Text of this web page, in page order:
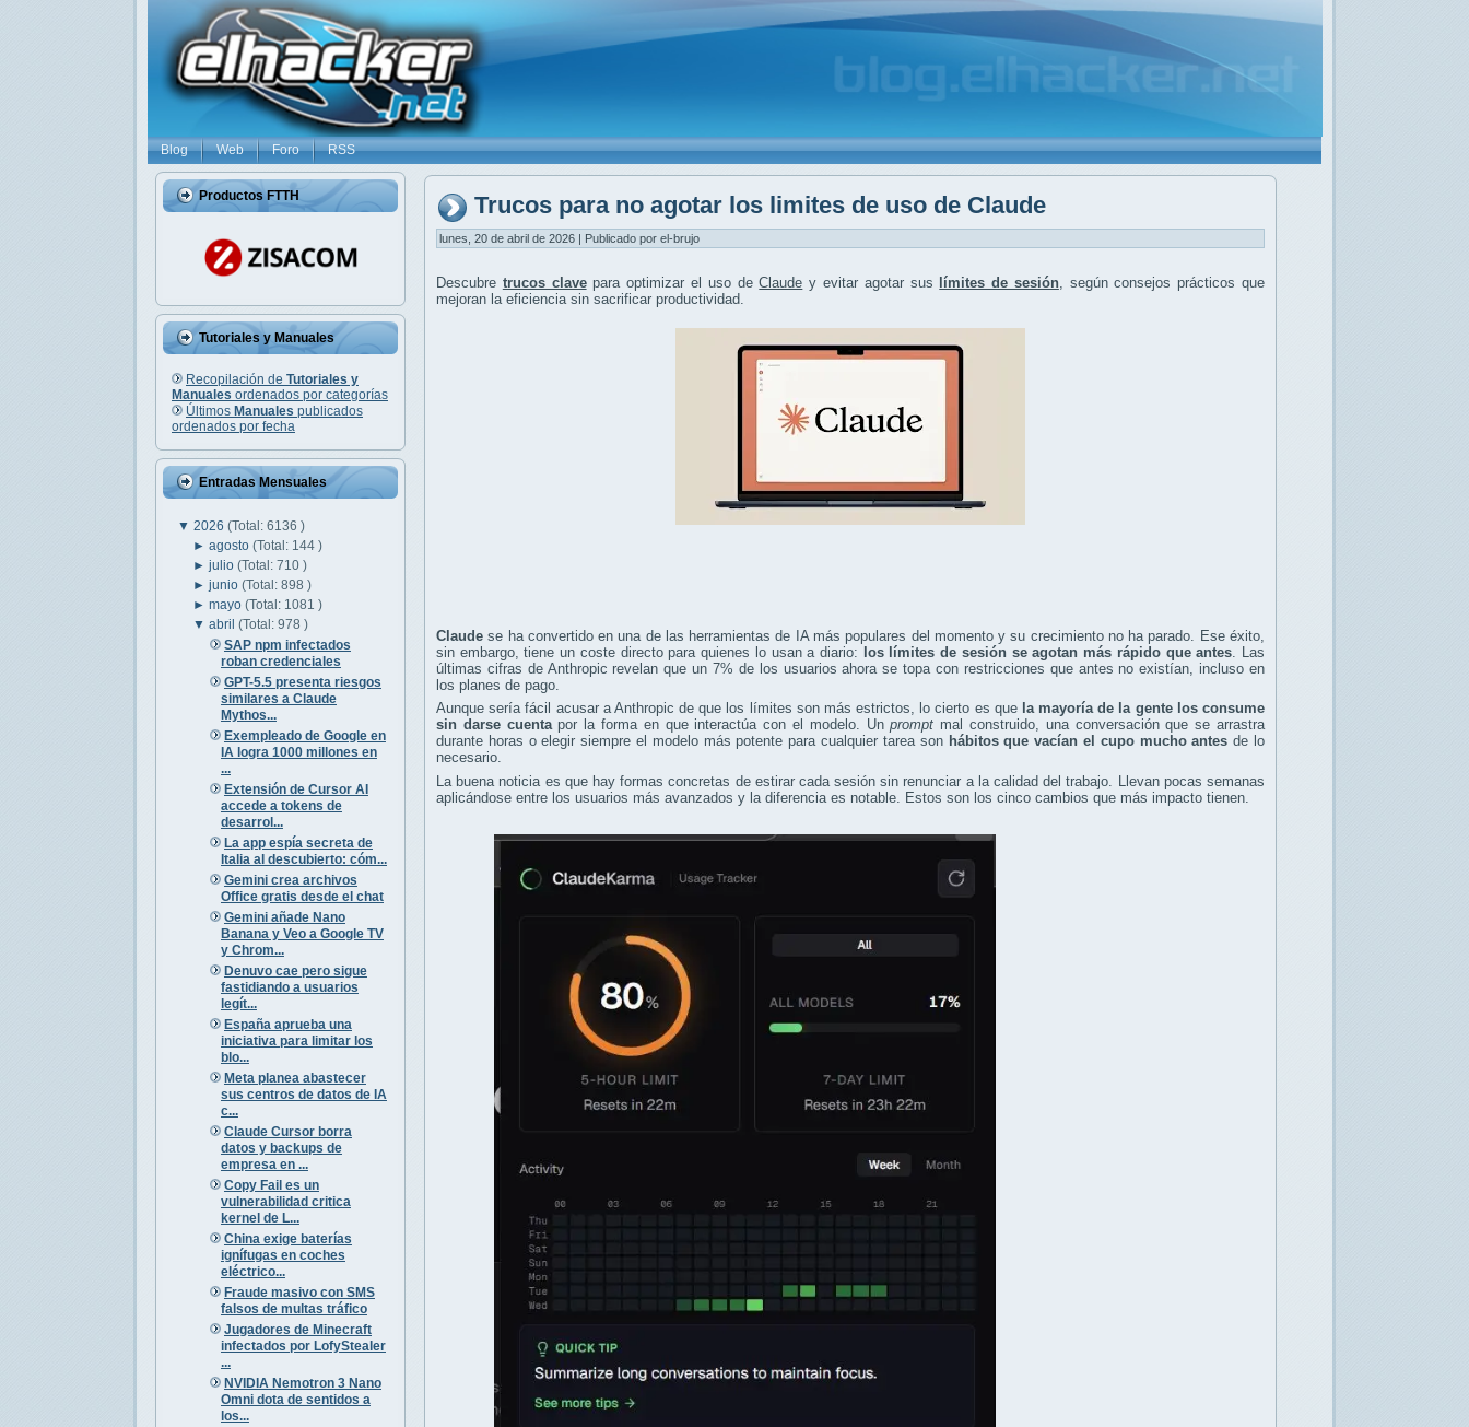
Blog Web Foro RSS
Productos FTTH
Tutoriales y Manuales
Recopilación de Tutoriales y
Manuales ordenados por categorías
Últimos Manuales publicados
ordenados por fecha
Entradas Mensuales
▼ 2026 (Total: 6136 )
►agosto(Total: 144 )
►julio(Total: 710 )
►junio(Total: 898 )
►mayo(Total: 1081 )
▼abril(Total: 978 )
SAP npm infectados
roban credenciales
GPT-5.5 presenta riesgos
similares a Claude
Mythos...
Exempleado de Google en
IA logra 1000 millones en
...
Extensión de Cursor AI
accede a tokens de
desarrol...
La app espía secreta de
Italia al descubierto: cóm...
Gemini crea archivos
Office gratis desde el chat
Gemini añade Nano
Banana y Veo a Google TV
y Chrom...
Denuvo cae pero sigue
fastidiando a usuarios
legít...
España aprueba una
iniciativa para limitar los
blo...
Meta planea abastecer
sus centros de datos de IA
c...
Claude Cursor borra
datos y backups de
empresa en ...
Copy Fail es un
vulnerabilidad critica
kernel de L...
China exige baterías
ignífugas en coches
eléctrico...
Fraude masivo con SMS
falsos de multas tráfico
Jugadores de Minecraft
infectados por LofyStealer
...
NVIDIA Nemotron 3 Nano
Omni dota de sentidos a
los...
Trucos para no agotar los limites de uso de Claude
lunes, 20 de abril de 2026 | Publicado por el-brujo
Descubre trucos clavepara optimizar el uso deClaude y evitar agotar sus límites de sesión, según consejos prácticos que
mejoran la eficiencia sin sacrificar productividad.
Claude se ha convertido en una de las herramientas de IA más populares del momento y su crecimiento no ha parado. Ese éxito,
sin embargo, tiene un coste directo para quienes lo usan a diario:
los límites de sesión se agotan más rápido que antes . Las
últimas cifras de Anthropic revelan que un 7% de los usuarios ahora se topa con restricciones que antes no existían, incluso en
los planes de pago.
Aunque sería fácil acusar a Anthropic de que los límites son más estrictos, lo cierto es que la mayoría de la gente los consume
sin darse cuentapor la forma en que interactúa con el modelo. Unprompt mal construido, una conversación que se arrastra
durante horas o elegir siempre el modelo más potente para cualquier tarea son hábitos que vacían el cupo mucho antes de lo
necesario.
La buena noticia es que hay formas concretas de estirar cada sesión sin renunciar a la calidad del trabajo. Llevan pocas semanas
aplicándose entre los usuarios más avanzados y la diferencia es notable. Estos son los cinco cambios que más impacto tienen.